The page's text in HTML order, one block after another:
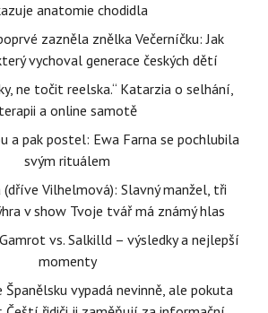
anatomie chodidla
zazněla znělka Večerníčku: Jak
vychoval generace českých dětí
ne točit reelska.“ Katarzia o selhání,
terapii a online samotě
a pak postel: Ewa Farna se pochlubila
svým rituálem
(dříve Vilhelmová): Slavný manžel, tři
v show Tvoje tvář má známý hlas
vs. Salkilld – výsledky a nejlepší
momenty
Španělsku vypadá nevinně, ale pokuta